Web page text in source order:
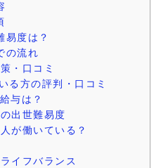
易度は？
の流れ
・口コミ
る方の評判・口コミ
与は？
出世難易度
が働いている？
イフバランス